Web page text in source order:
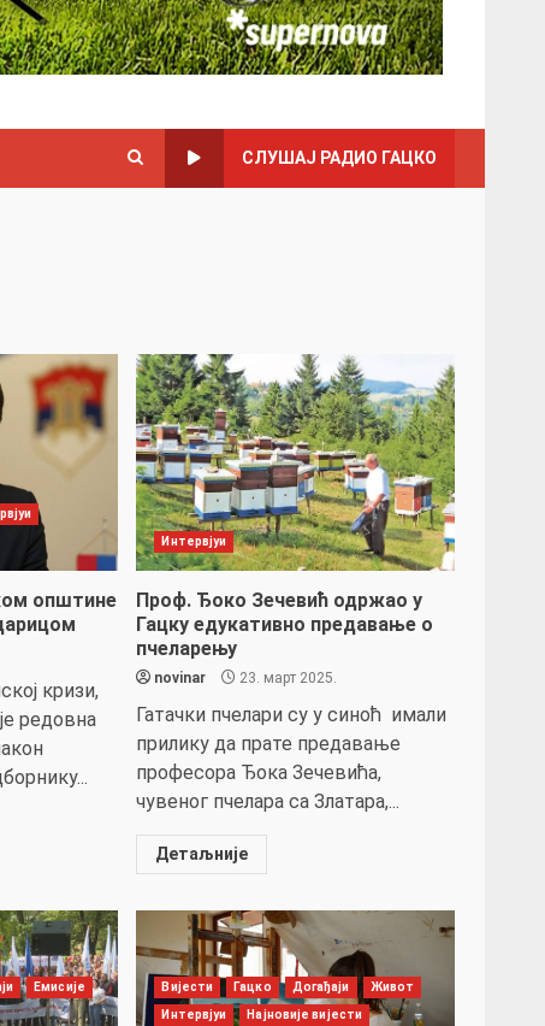
СЛУШАЈ РАДИО ГАЦКО
општине
кризи,
редовна
Интервјуи
Проф. Ђоко Зечевић одржао у
Гацку едукативно предавање о
пчеларењу
novinar 23. март 2025.
Гатачки пчелари су у синоћ имали
прилику да прате предавање
професора Ђока Зечевића,
чувеног пчелара са Златара,...
Детаљније
Емисије Вијести Гацко Догађаји Живот
Интервјуи Најновије вијести